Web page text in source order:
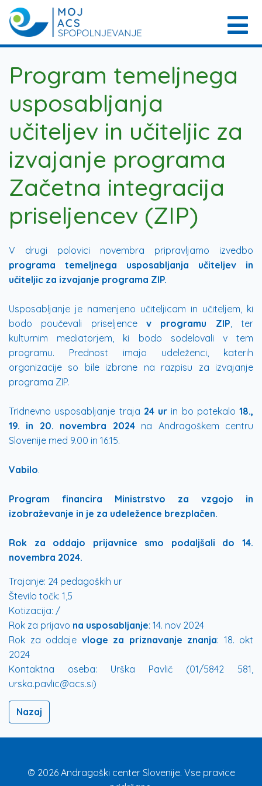
Program temeljnega
usposabljanja
učiteljev in učiteljic za
izvajanje programa
Začetna integracija
priseljencev (ZIP)
V drugi polovici novembra pripravljamo izvedbo
programa
temeljnega usposabljanja učiteljev in
učiteljic za izvajanje programa ZIP.
Usposabljanje je namenjeno učiteljicam in učiteljem, ki
bodo poučevali priseljence v programu ZIP, ter
kulturnim mediatorjem, ki bodo sodelovali v tem
programu. Prednost imajo udeleženci, katerih
organizacije so bile izbrane na razpisu za izvajanje
programa ZIP.
Tridnevno usposabljanje traja 24 ur in bo potekalo 18.,
19. in 20. novembra 2024na Andragoškem centru
Slovenije med 9.00 in 16.15.
Vabilo.
Program financira Ministrstvo za vzgojo in
izobraževanje in je za udeležence brezplačen.
Rok za oddajo prijavnice smo podaljšali do 14.
novembra 2024.
Trajanje: 24 pedagoških ur
Število točk: 1,5
Kotizacija: /
Rok za prijavo na usposabljanje: 14. nov 2024
Rok za oddaje vloge za priznavanje znanja: 18. okt
2024
Kontaktna oseba: Urška Pavlič (01/5842 581,
urska.pavlic@acs.si)
Nazaj
© 2026 Andragoški center Slovenije. Vse pravice